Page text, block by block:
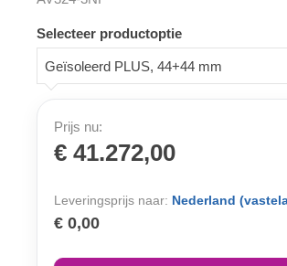
Selecteer productoptie
Geïsoleerd PLUS, 44+44 mm
Prijs nu:
€ 41.272,00
Leveringsprijs naar: Nederland
€ 0,00